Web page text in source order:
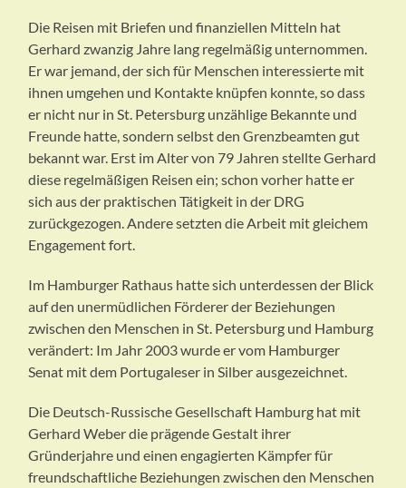
Die Reisen mit Briefen und finanziellen Mitteln hat
Gerhard zwanzig Jahre lang regelmäßig unternommen.
Er war jemand, der sich für Menschen interessierte mit
ihnen umgehen und Kontakte knüpfen konnte, so dass
er nicht nur in St. Petersburg unzählige Bekannte und
Freunde hatte, sondern selbst den Grenzbeamten gut
bekannt war. Erst im Alter von 79 Jahren stellte Gerhard
diese regelmäßigen Reisen ein; schon vorher hatte er
sich aus der praktischen Tätigkeit in der DRG
zurückgezogen. Andere setzten die Arbeit mit gleichem
Engagement fort.
Im Hamburger Rathaus hatte sich unterdessen der Blick
auf den unermüdlichen Förderer der Beziehungen
zwischen den Menschen in St. Petersburg und Hamburg
verändert: Im Jahr 2003 wurde er vom Hamburger
Senat mit dem Portugaleser in Silber ausgezeichnet.
Die Deutsch-Russische Gesellschaft Hamburg hat mit
Gerhard Weber die prägende Gestalt ihrer
Gründerjahre und einen engagierten Kämpfer für
freundschaftliche Beziehungen zwischen den Menschen